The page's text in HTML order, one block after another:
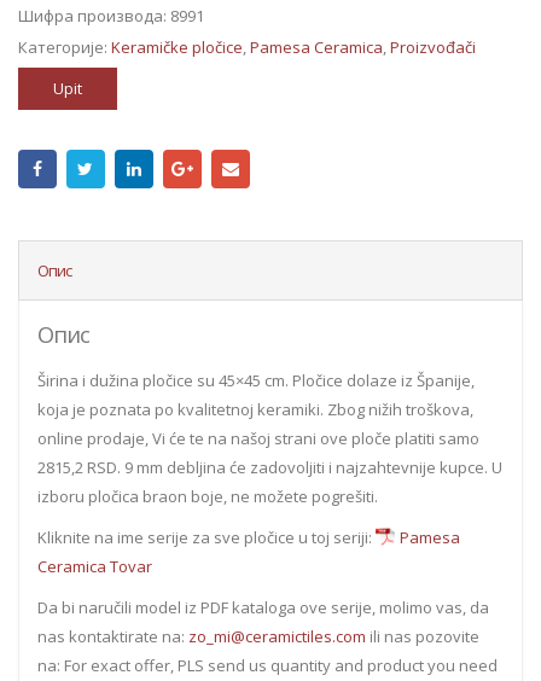
Шифра производа: 8991
Категорије: Keramičke pločice,Pamesa Ceramica,Proizvođači
Upit
Опис
Опис
Širina i dužina pločice su 45×45 cm. Pločice dolaze iz Španije,
koja je poznata po kvalitetnoj keramiki. Zbog nižih troškova,
online prodaje, Vi će te na našoj strani ove ploče platiti samo
2815,2 RSD. 9 mm debljina će zadovoljiti i najzahtevnije kupce. U
izboru pločica braon boje, ne možete pogrešiti.
Kliknite na ime serije za sve pločice u toj seriji:
Pamesa
Ceramica Tovar
Da bi naručili model iz PDF kataloga ove serije, molimo vas, da
nas kontaktirate na: zo_mi@ceramictiles.com ili nas pozovite
na: For exact offer, PLS send us quantity and product you need